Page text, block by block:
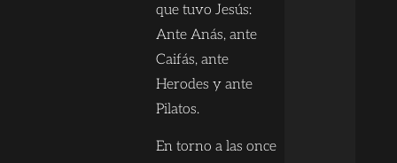
que tuvo Jesús:
Ante Anás, ante
Caifás, ante
Herodes y ante
Pilatos.
En torno a las once